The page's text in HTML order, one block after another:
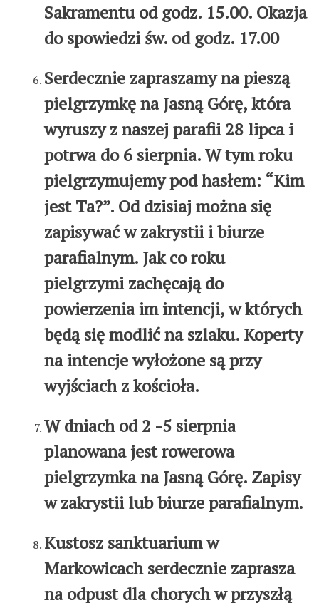
Sakramentu od godz. 15.00. Okazja
do spowiedzi św. od godz. 17.00
Serdecznie zapraszamy na pieszą
pielgrzymkę na Jasną Górę, która
wyruszy z naszej parafii 28 lipca i
potrwa do 6 sierpnia. W tym roku
pielgrzymujemy pod hasłem: “Kim
jest Ta?”. Od dzisiaj można się
zapisywać w zakrystii i biurze
parafialnym. Jak co roku
pielgrzymi zachęcają do
powierzenia im intencji, w których
będą się modlić na szlaku. Koperty
na intencje wyłożone są przy
wyjściach z kościoła.
W dniach od 2 -5 sierpnia
planowana jest rowerowa
pielgrzymka na Jasną Górę. Zapisy
w zakrystii lub biurze parafialnym.
Kustosz sanktuarium w
Markowicach serdecznie zaprasza
na odpust dla chorych w przyszłą